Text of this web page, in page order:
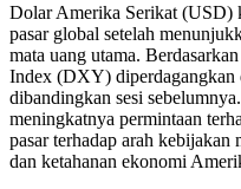
Dolar Amerika Serikat (USD)
pasar global setelah
mata uang utama. Berdasarkan
Index (DXY) diperdagangkan
dibandingkan sesi
meningkatnya permintaan
pasar terhadap arah kebijakan
dan ketahanan ekonomi